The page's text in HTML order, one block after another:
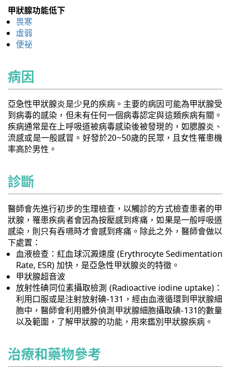
甲狀腺功能低下
畏寒
虛弱
便祕
病因
亞急性甲狀腺炎是少見的疾病。主要的病因可能為甲狀腺受
到病毒的感染，但未有任何一個病毒認定與這類疾病有關。
疾病通常是在上呼吸道被病毒感染後被發現的，如腮腺炎、
流感或是一般感冒。好發於20~50歲的民眾，且女性罹患機
率高於男性。
診斷
醫師會先進行初步的生理檢查，以觸診的方式檢查患者的甲
狀腺，罹患疾病者會因為按壓感到疼痛，如果是一般呼吸道
感染，則只有吞嚥時才會感到疼痛。除此之外，醫師會做以
下處置：
血液檢查：紅血球沉澱速度 (Erythrocyte Sedimentation
Rate, ESR) 加快，是亞急性甲狀腺炎的特徵。
甲狀腺超音波
放射性碘同位素攝取檢測 (Radioactive iodine uptake)：
利用口服或是注射放射碘-131，經由血液循環到甲狀腺細
胞中，醫師會利用體外偵測甲狀腺細胞攝取碘-131的數量
以及範圍，了解甲狀腺的功能，用來鑑別甲狀腺疾病。
治療和藥物參考